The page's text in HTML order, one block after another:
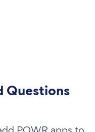
Questions